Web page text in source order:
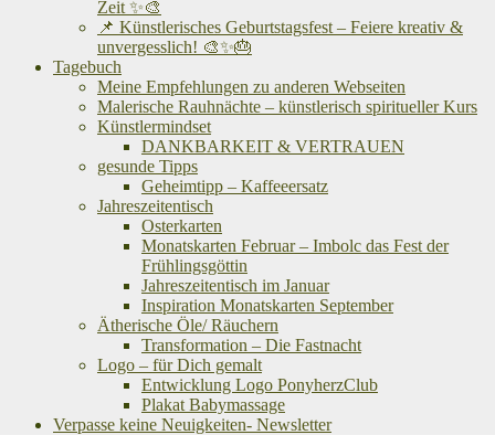
Zeit ✨🎨
📌 Künstlerisches Geburtstagsfest – Feiere kreativ &
unvergesslich! 🎨✨🎂
Tagebuch
Meine Empfehlungen zu anderen Webseiten
Malerische Rauhnächte – künstlerisch spiritueller Kurs
Künstlermindset
DANKBARKEIT & VERTRAUEN
gesunde Tipps
Geheimtipp – Kaffeeersatz
Jahreszeitentisch
Osterkarten
Monatskarten Februar – Imbolc das Fest der
Frühlingsgöttin
Jahreszeitentisch im Januar
Inspiration Monatskarten September
Ätherische Öle/ Räuchern
Transformation – Die Fastnacht
Logo – für Dich gemalt
Entwicklung Logo PonyherzClub
Plakat Babymassage
Verpasse keine Neuigkeiten- Newsletter